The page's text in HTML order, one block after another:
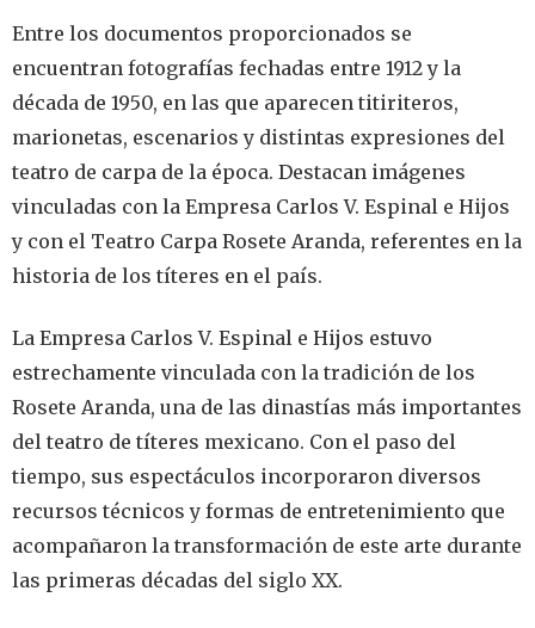
Entre los documentos proporcionados se
encuentran fotografías fechadas entre 1912 y la
década de 1950, en las que aparecen titiriteros,
marionetas, escenarios y distintas expresiones del
teatro de carpa de la época. Destacan imágenes
vinculadas con la Empresa Carlos V. Espinal e Hijos
y con el Teatro Carpa Rosete Aranda, referentes en la
historia de los títeres en el país.
La Empresa Carlos V. Espinal e Hijos estuvo
estrechamente vinculada con la tradición de los
Rosete Aranda, una de las dinastías más importantes
del teatro de títeres mexicano. Con el paso del
tiempo, sus espectáculos incorporaron diversos
recursos técnicos y formas de entretenimiento que
acompañaron la transformación de este arte durante
las primeras décadas del siglo XX.